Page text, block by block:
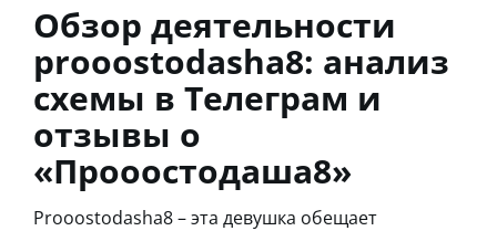
Обзор деятельности
prooostodasha8: анализ
схемы в Телеграм и
отзывы о
«Прооостодаша8»
Prooostodasha8 – эта девушка обещает